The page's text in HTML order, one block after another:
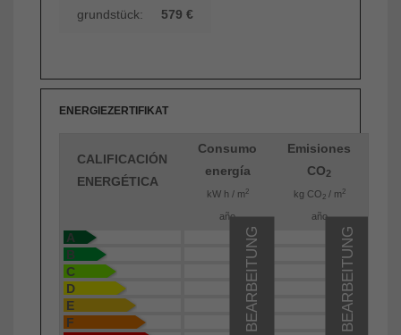
grundstück: 579 €
ENERGIEZERTIFIKAT
CALIFICACIÓN
ENERGÉTICA
Consumo
energía
kW h / m2
año
Emisiones
CO2
kg CO 2/ m2
año
A
B
C
D
E
F
IN BEARBEITUNG
IN BEARBEITUNG